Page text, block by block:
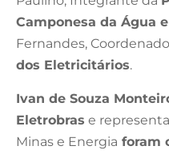
Camponesa da Água
Fernandes,
dos Eletricitários.
Ivan de Souza
Eletrobras e
Minas e Energia foram